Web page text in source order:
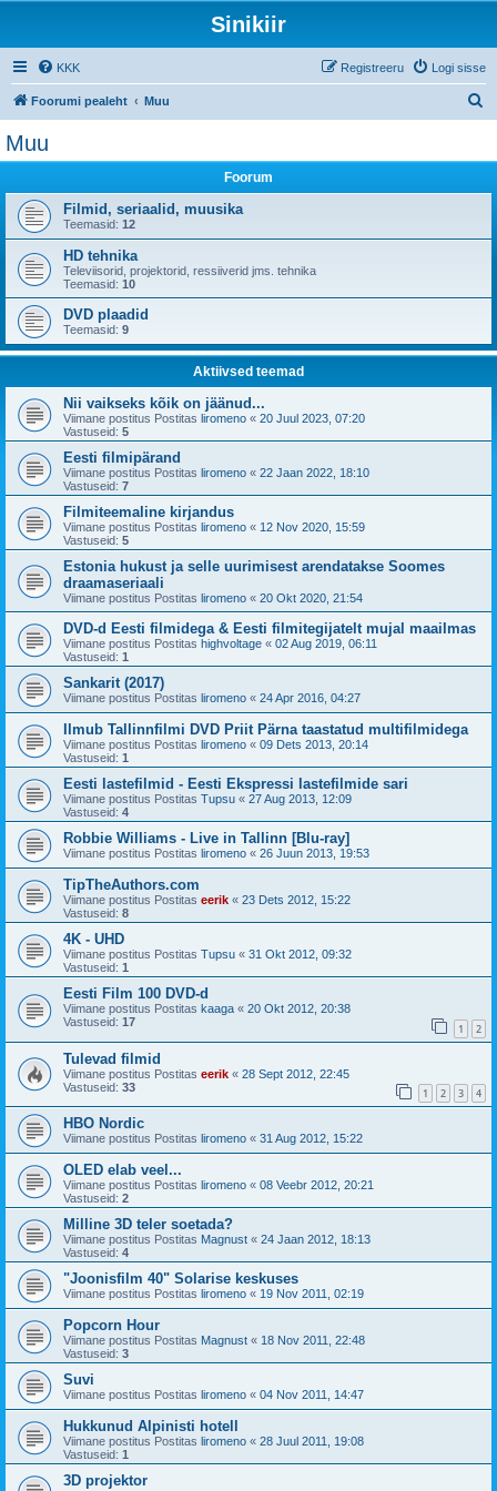
Sinikiir
KKK Logi sisse
Registreeru
Foorumi pealeht Muu
Muu
Foorum
Filmid, seriaalid, muusika
Teemasid: 12
HD tehnika
Televiisorid, projektorid, ressiiverid jms. tehnika
Teemasid: 10
DVD plaadid
Teemasid: 9
Aktiivsed teemad
Nii vaikseks kõik on jäänud...
Viimane postitus Postitas liromeno « 20 Juul 2023, 07:20
Vastuseid: 5
Eesti filmipärand
Viimane postitus Postitas liromeno « 22 Jaan 2022, 18:10
Vastuseid: 7
Filmiteemaline kirjandus
Viimane postitus Postitas liromeno « 12 Nov 2020, 15:59
Vastuseid: 5
Estonia hukust ja selle uurimisest arendatakse Soomes
draamaseriaali
Viimane postitus Postitas liromeno « 20 Okt 2020, 21:54
DVD-d Eesti filmidega & Eesti filmitegijatelt mujal maailmas
Viimane postitus Postitas highvoltage « 02 Aug 2019, 06:11
Vastuseid: 1
Sankarit (2017)
Viimane postitus Postitas liromeno « 24 Apr 2016, 04:27
Ilmub Tallinnfilmi DVD Priit Pärna taastatud multifilmidega
Viimane postitus Postitas liromeno « 09 Dets 2013, 20:14
Vastuseid: 1
Eesti lastefilmid - Eesti Ekspressi lastefilmide sari
Viimane postitus Postitas Tupsu « 27 Aug 2013, 12:09
Vastuseid: 4
Robbie Williams - Live in Tallinn [Blu-ray]
Viimane postitus Postitas liromeno « 26 Juun 2013, 19:53
TipTheAuthors.com
Viimane postitus Postitas eerik « 23 Dets 2012, 15:22
Vastuseid: 8
4K - UHD
Viimane postitus Postitas Tupsu « 31 Okt 2012, 09:32
Vastuseid: 1
Eesti Film 100 DVD-d
Viimane postitus Postitas kaaga « 20 Okt 2012, 20:38
Vastuseid: 17 1 2
Tulevad filmid
Viimane postitus Postitas eerik « 28 Sept 2012, 22:45
Vastuseid: 33 1 2 3 4
HBO Nordic
Viimane postitus Postitas liromeno « 31 Aug 2012, 15:22
OLED elab veel...
Viimane postitus Postitas liromeno « 08 Veebr 2012, 20:21
Vastuseid: 2
Milline 3D teler soetada?
Viimane postitus Postitas Magnust « 24 Jaan 2012, 18:13
Vastuseid: 4
"Joonisfilm 40" Solarise keskuses
Viimane postitus Postitas liromeno « 19 Nov 2011, 02:19
Popcorn Hour
Viimane postitus Postitas Magnust « 18 Nov 2011, 22:48
Vastuseid: 3
Suvi
Viimane postitus Postitas liromeno « 04 Nov 2011, 14:47
Hukkunud Alpinisti hotell
Viimane postitus Postitas liromeno « 28 Juul 2011, 19:08
Vastuseid: 1
3D projektor